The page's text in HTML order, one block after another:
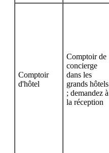
Comptoir
d'hôtel
Comptoir de
concierge
dans les
grands hôtels
; demandez à
la réception